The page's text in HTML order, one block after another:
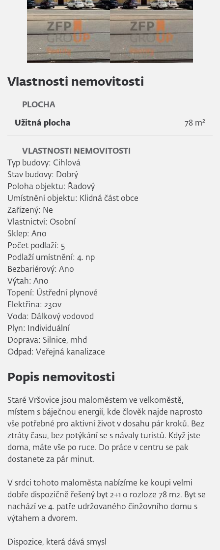
Vlastnosti nemovitosti
PLOCHA
Užitná plocha 78 m2
VLASTNOSTI NEMOVITOSTI
Typ budovy: Cihlová
Stav budovy: Dobrý
Poloha objektu: Řadový
Umístnění objektu: Klidná část obce
Zařízený: Ne
Vlastnictví: Osobní
Sklep: Ano
Počet podlaží: 5
Podlaží umístnění: 4. np
Bezbariérový: Ano
Výtah: Ano
Topení: Ústřední plynové
Elektřina: 230v
Voda: Dálkový vodovod
Plyn: Individuální
Doprava: Silnice, mhd
Odpad: Veřejná kanalizace
Popis nemovitosti
Staré Vršovice jsou maloměstem ve velkoměstě,
místem s báječnou energií, kde člověk najde naprosto
vše potřebné pro aktivní život v dosahu pár kroků. Bez
ztráty času, bez potýkání se s návaly turistů. Když jste
doma, máte vše po ruce. Do práce v centru se pak
dostanete za pár minut.
V srdci tohoto maloměsta nabízíme ke koupi velmi
dobře dispozičně řešený byt 2+1 o rozloze 78 m2. Byt se
nachází ve 4. patře udržovaného činžovního domu s
výtahem a dvorem.
Dispozice, která dává smysl